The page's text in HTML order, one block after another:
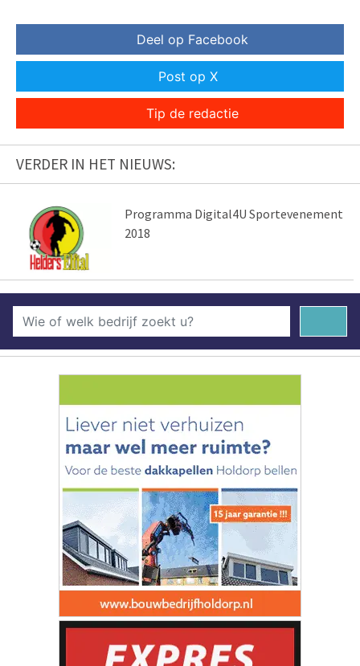
Deel op Facebook
Post op X
Tip de redactie
VERDER IN HET NIEUWS:
Programma Digital4U Sportevenement
2018